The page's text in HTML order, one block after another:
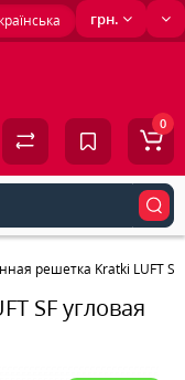
грн.
0
решетка Kratki LUFT
SF угловая